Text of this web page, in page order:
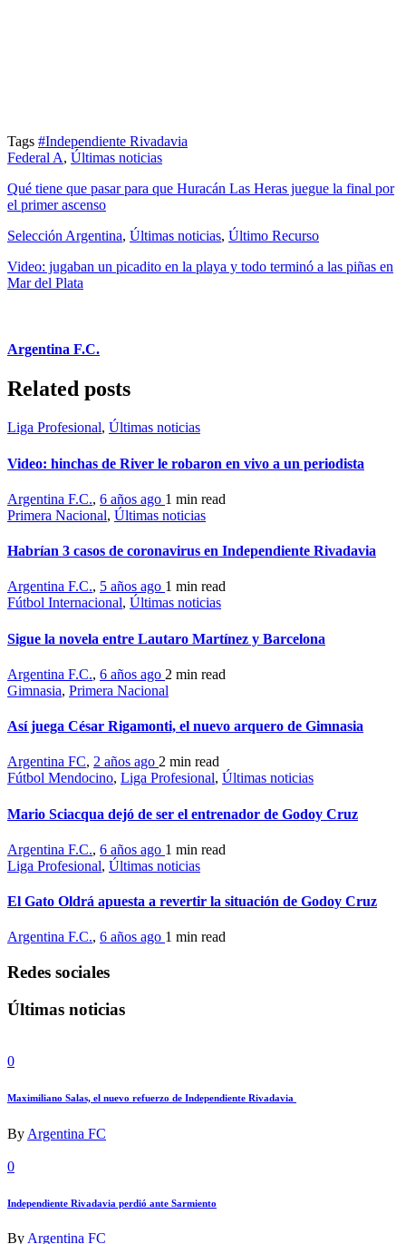
Tags #Independiente Rivadavia
Federal A, Últimas noticias
Qué tiene que pasar para que Huracán Las Heras juegue la final por
el primer ascenso
Selección Argentina, Últimas noticias, Último Recurso
Video: jugaban un picadito en la playa y todo terminó a las piñas en
Mar del Plata
Argentina F.C.
Related posts
Liga Profesional, Últimas noticias
Video: hinchas de River le robaron en vivo a un periodista
Argentina F.C., 6 años ago 1 min read
Primera Nacional, Últimas noticias
Habrían 3 casos de coronavirus en Independiente Rivadavia
Argentina F.C., 5 años ago 1 min read
Fútbol Internacional, Últimas noticias
Sigue la novela entre Lautaro Martínez y Barcelona
Argentina F.C., 6 años ago 2 min read
Gimnasia, Primera Nacional
Así juega César Rigamonti, el nuevo arquero de Gimnasia
Argentina FC, 2 años ago 2 min read
Fútbol Mendocino, Liga Profesional, Últimas noticias
Mario Sciacqua dejó de ser el entrenador de Godoy Cruz
Argentina F.C., 6 años ago 1 min read
Liga Profesional, Últimas noticias
El Gato Oldrá apuesta a revertir la situación de Godoy Cruz
Argentina F.C., 6 años ago 1 min read
Redes sociales
Últimas noticias
0
Maximiliano Salas, el nuevo refuerzo de Independiente Rivadavia
By Argentina FC
0
Independiente Rivadavia perdió ante Sarmiento
ByArgentina FC